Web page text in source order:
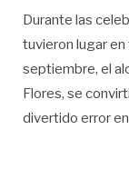
Durante las
tuvieron lugar
septiembre, el
Flores, se
divertido error